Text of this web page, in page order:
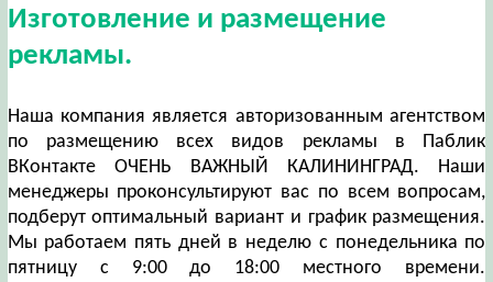
Изготовление и размещение
рекламы.
Наша компания является авторизованным агентством
по размещению всех видов рекламы в Паблик
ВКонтакте ОЧЕНЬ ВАЖНЫЙ КАЛИНИНГРАД. Наши
менеджеры проконсультируют вас по всем вопросам,
подберут оптимальный вариант и график размещения.
Мы работаем пять дней в неделю с понедельника по
пятницу с 9:00 до 18:00 местного времени.